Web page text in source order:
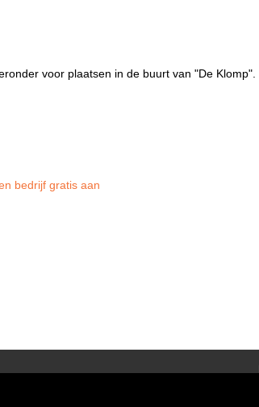
voor plaatsen in de buurt van "De Klomp".
bedrijf gratis aan